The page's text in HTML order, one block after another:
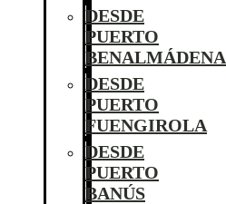
DESDE
PUERTO
BENALMÁDENA
DESDE
PUERTO
FUENGIROLA
DESDE
PUERTO
BANÚS